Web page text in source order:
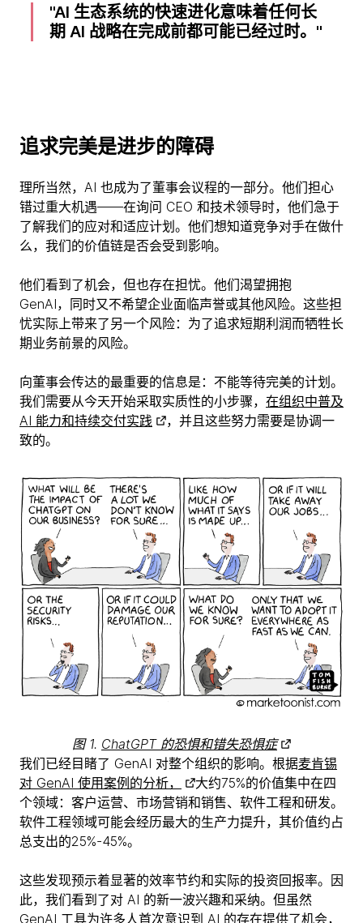
AI 生态系统的快速进化意味着任何长
期 AI 战略在完成前都可能已经过时。
追求完美是进步的障碍
理所当然，AI 也成为了董事会议程的一部分。他们担心
错过重大机遇——在询问 CEO 和技术领导时，他们急于
了解我们的应对和适应计划。他们想知道竞争对手在做什
么，我们的价值链是否会受到影响。
他们看到了机会，但也存在担忧。他们渴望拥抱
GenAI，同时又不希望企业面临声誉或其他风险。这些担
忧实际上带来了另一个风险：为了追求短期利润而牺牲长
期业务前景的风险。
向董事会传达的最重要的信息是：不能等待完美的计划。
我们需要从今天开始采取实质性的小步骤， 在组织中普及
AI 能力和持续交付实践
，并且这些努力需要是协调一
致的。
图 1. ChatGPT 的恐惧和错失恐惧症
我们已经目睹了 GenAI 对整个组织的影响。根据麦肯锡
对 GenAI 使用案例的分析，
大约75%的价值集中在四
个领域：客户运营、市场营销和销售、软件工程和研发。
软件工程领域可能会经历最大的生产力提升，其价值约占
总支出的25%-45%。
这些发现预示着显著的效率节约和实际的投资回报率。因
此，我们看到了对 AI 的新一波兴趣和采纳。但虽然
GenAI 工具为许多人首次意识到 AI 的存在提供了机会，